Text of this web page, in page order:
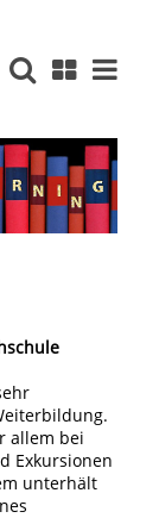
allem bei
Exkursionen
unterhält